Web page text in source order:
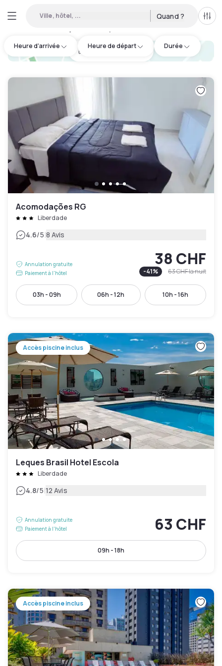
Ville, hôtel, ... Quand ?
Heure d'arrivée Heure de départ Durée
hotel.cta.view_map
Acomodações RG
Liberdade
4.6/5|8 Avis
Annulation gratuite
Paiement à l'hôtel
38 CHF
-41% 63 CHFla nuit
03h - 09h 06h - 12h 10h - 16h
Accès piscine inclus
Leques Brasil Hotel Escola
Liberdade
4.8/5|12 Avis
Annulation gratuite
Paiement à l'hôtel
63 CHF
09h - 18h
Accès piscine inclus